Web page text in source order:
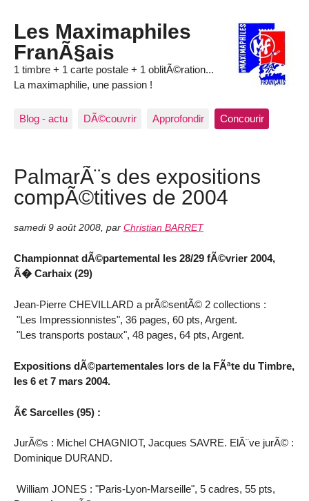
Les Maximaphiles
FranÃ§ais
1 timbre + 1 carte postale + 1 oblitÃ©ration...
La maximaphilie, une passion !
Blog - actu DÃ©couvrir Approfondir Concourir
PalmarÃ¨s des expositions
compÃ©titives de 2004
samedi 9 août 2008, par Christian BARRET
Championnat dÃ©partemental les 28/29 fÃ©vrier 2004,
Ã� Carhaix (29)
Jean-Pierre CHEVILLARD a prÃ©sentÃ© 2 collections :
"Les Impressionnistes", 36 pages, 60 pts, Argent.
"Les transports postaux", 48 pages, 64 pts, Argent.
Expositions dÃ©partementales lors de la FÃªte du Timbre,
les 6 et 7 mars 2004.
Ã€ Sarcelles (95) :
JurÃ©s : Michel CHAGNIOT, Jacques SAVRE. ElÃ¨ve jurÃ© :
Dominique DURAND.
William JONES : "Paris-Lyon-Marseille", 5 cadres, 55 pts,